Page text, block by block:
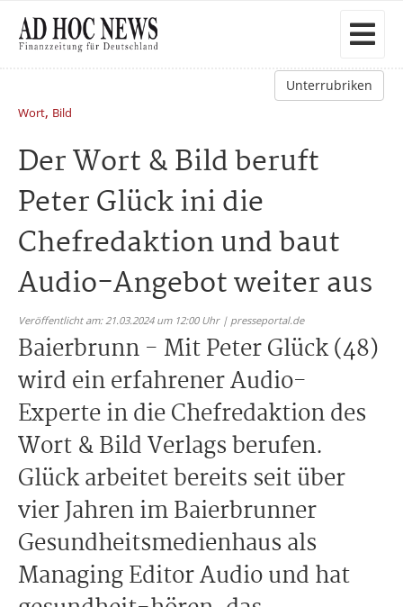
Unterrubriken
Wort, Bild
Der Wort & Bild beruft
Peter Glück ini die
Chefredaktion und baut
Audio-Angebot weiter aus
Veröffentlicht am: 21.03.2024 um 12:00 Uhr | presseportal.de
Baierbrunn - Mit Peter Glück (48)
wird ein erfahrener Audio-
Experte in die Chefredaktion des
Wort & Bild Verlags berufen.
Glück arbeitet bereits seit über
vier Jahren im Baierbrunner
Gesundheitsmedienhaus als
Managing Editor Audio und hat